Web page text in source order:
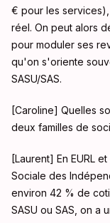
€ pour les
réel. On peut alors
pour moduler ses
qu'on s'oriente
SASU/SAS.
[Caroline] Quelles
deux familles de
[Laurent] En EURL
Sociale des
environ 42 % de
SASU ou SAS, on a